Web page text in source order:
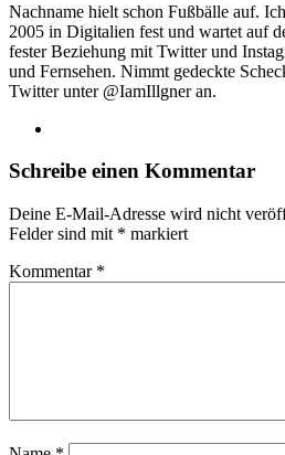
Nachname hielt schon Fußbälle auf.
2005 in Digitalien fest und wartet auf
fester Beziehung mit Twitter und
und Fernsehen. Nimmt gedeckte
Twitter unter @IamIllgner an.
Schreibe einen Kommentar
Deine E-Mail-Adresse wird nicht
Felder sind mit * markiert
Kommentar *